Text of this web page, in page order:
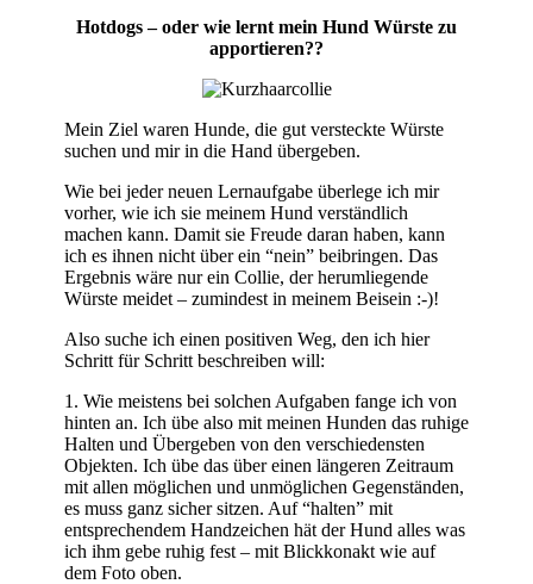
Hotdogs – oder wie lernt mein Hund Würste zu
apportieren??
Mein Ziel waren Hunde, die gut versteckte Würste
suchen und mir in die Hand übergeben.
Wie bei jeder neuen Lernaufgabe überlege ich mir
vorher, wie ich sie meinem Hund verständlich
machen kann. Damit sie Freude daran haben, kann
ich es ihnen nicht über ein “nein” beibringen. Das
Ergebnis wäre nur ein Collie, der herumliegende
Würste meidet – zumindest in meinem Beisein :-)!
Also suche ich einen positiven Weg, den ich hier
Schritt für Schritt beschreiben will:
1. Wie meistens bei solchen Aufgaben fange ich von
hinten an. Ich übe also mit meinen Hunden das ruhige
Halten und Übergeben von den verschiedensten
Objekten. Ich übe das über einen längeren Zeitraum
mit allen möglichen und unmöglichen Gegenständen,
es muss ganz sicher sitzen. Auf “halten” mit
entsprechendem Handzeichen hät der Hund alles was
ich ihm gebe ruhig fest – mit Blickkonakt wie auf
dem Foto oben.